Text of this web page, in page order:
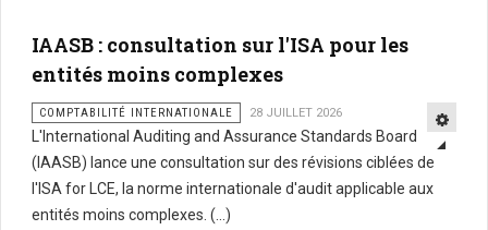
IAASB : consultation sur l'ISA pour les
entités moins complexes
COMPTABILITÉ INTERNATIONALE 28 JUILLET 2026
L'International Auditing and Assurance Standards Board
(IAASB) lance une consultation sur des révisions ciblées de
l'ISA for LCE, la norme internationale d'audit applicable aux
entités moins complexes. (...)